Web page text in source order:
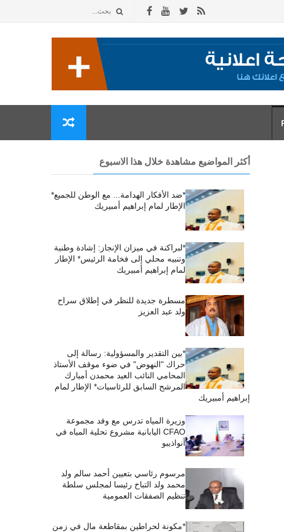
أكثر المواضيع مشاهدة خلال هذا الاسبوع
*ضد الأفكار الهدامة... مع الوطن للجميع*
الإطار لمام إبراهيم أمبيريك
*لبراكنة في ميزان الإنجاز: إشادة وطنية
وتنبيه محلي إلى فخامة الرئيس* الإطار
لمام إبراهيم أمبيريك
مسطرة جديدة للنظر في إطلاق سراح
ولد عبد العزيز
*بين التقدير والمسؤولية: رسالة إلى
حراك "النهوض" في ضوء موقف الأستاذ
المحامي النائب العيد محمدن أمبارك
المرشح السابق للرئاسيات* الإطار لمام
إبراهيم أمبيريك
وزيرة المياه تدرس مع وفد مجموعة
CFAO اليابانية مشروع تحلية المياه في
أنواذيبو
مرسوم رئاسي بتعيين أحمد سالم ولد
محمد ولد التباخ رئيسا لمجلس سلطة
تنظيم الصفقات العمومية
*مكونة لحراطين بمقاطعة مال في زمن